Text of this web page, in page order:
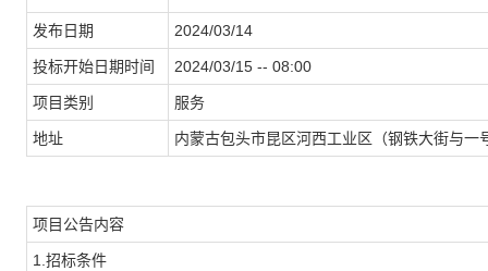
发布日期 2024/03/14
投标开始日期时间 2024/03/15 -- 08:00
项目类别 服务
地址 内蒙古包头市昆区河西工业区（钢铁大街与一
项目公告内容
1.招标条件